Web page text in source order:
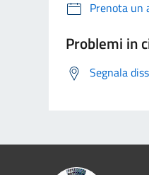
Prenota un
Problemi in
Segnala